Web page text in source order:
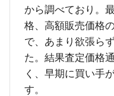
から調べており。
格、高額販売価格
で、あまり欲張ら
た。結果査定価格
く、早期に買い手
す。